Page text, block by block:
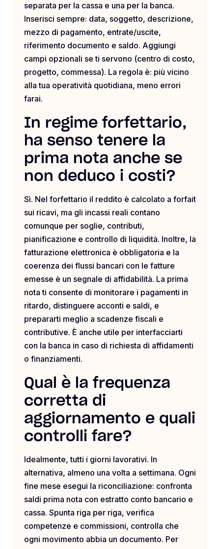
separata per la cassa e una per la banca.
Inserisci sempre: data, soggetto, descrizione,
mezzo di pagamento, entrate/uscite,
riferimento documento e saldo. Aggiungi
campi opzionali se ti servono (centro di costo,
progetto, commessa). La regola è: più vicino
alla tua operatività quotidiana, meno errori
farai.
In regime forfettario,
ha senso tenere la
prima nota anche se
non deduco i costi?
Sì. Nel forfettario il reddito è calcolato a forfait
sui ricavi, ma gli incassi reali contano
comunque per soglie, contributi,
pianificazione e controllo di liquidità. Inoltre, la
fatturazione elettronica è obbligatoria e la
coerenza dei flussi bancari con le fatture
emesse è un segnale di affidabilità. La prima
nota ti consente di monitorare i pagamenti in
ritardo, distinguere acconti e saldi, e
prepararti meglio a scadenze fiscali e
contributive. È anche utile per interfacciarti
con la banca in caso di richiesta di affidamenti
o finanziamenti.
Qual è la frequenza
corretta di
aggiornamento e quali
controlli fare?
Idealmente, tutti i giorni lavorativi. In
alternativa, almeno una volta a settimana. Ogni
fine mese esegui la riconciliazione: confronta
saldi prima nota con estratto conto bancario e
cassa. Spunta riga per riga, verifica
competenze e commissioni, controlla che
ogni movimento abbia un documento. Per